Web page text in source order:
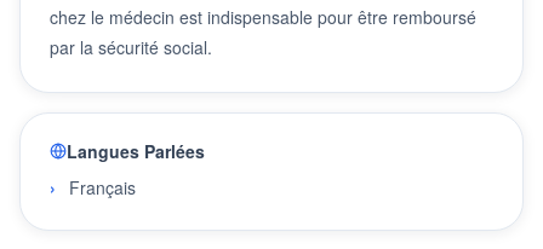
chez le médecin est indispensable pour être remboursé
par la sécurité social.
Langues Parlées
Français